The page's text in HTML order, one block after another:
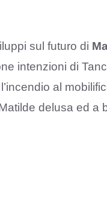
sul futuro di
intenzioni di
al
delusa ed a